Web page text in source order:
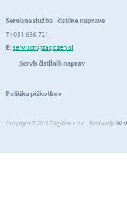
Servisna služba - čistilne naprave
T: 031 636 721
E: serviscn@zagozen.si
Servis čistilnih naprav
Politika piškotkov
Copyright © 2015 Zagožen d.o.o. - Produkcija AV